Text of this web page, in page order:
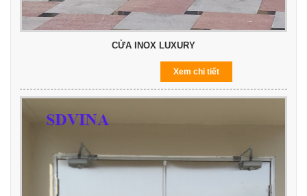
CỬA INOX LUXURY
Xem chi tiết